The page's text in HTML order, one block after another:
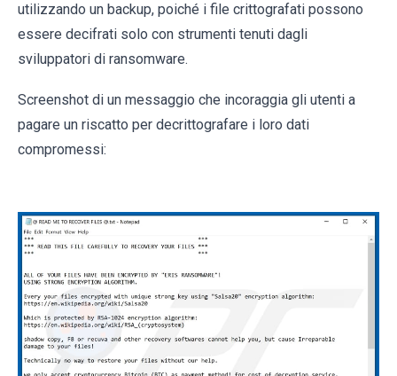
utilizzando un backup, poiché i file crittografati possono
essere decifrati solo con strumenti tenuti dagli
sviluppatori di ransomware.
Screenshot di un messaggio che incoraggia gli utenti a
pagare un riscatto per decrittografare i loro dati
compromessi: